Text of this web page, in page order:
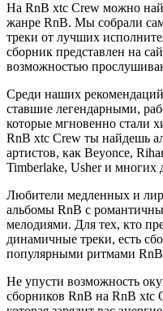
На RnB xtc Crew можно
жанре RnB. Мы собрали
треки от лучших
сборник представлен на
возможностью
Среди наших рекомендаций
ставшие легендарными,
которые мгновенно стали
RnB xtc Crew ты найдешь
артистов, как Beyonce,
Timberlake, Usher и многих
Любители медленных и
альбомы RnB с
мелодиями. Для тех, кто
динамичные треки, есть
популярными ритмами
Не упусти возможность
сборников RnB на RnB xtc